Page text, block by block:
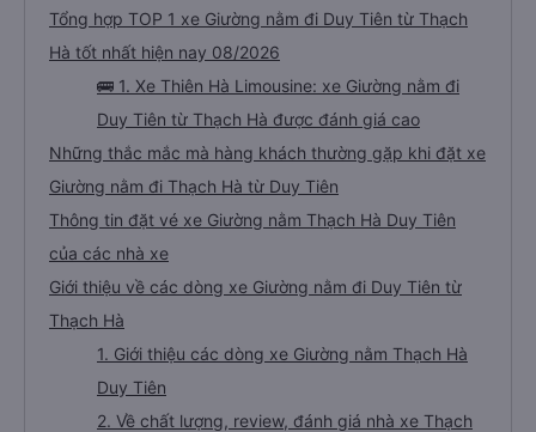
Tổng hợp TOP 1 xe Giường nằm đi Duy Tiên từ Thạch
Hà tốt nhất hiện nay 08/2026
🚌 1. Xe Thiên Hà Limousine: xe Giường nằm đi
Duy Tiên từ Thạch Hà được đánh giá cao
Những thắc mắc mà hàng khách thường gặp khi đặt xe
Giường nằm đi Thạch Hà từ Duy Tiên
Thông tin đặt vé xe Giường nằm Thạch Hà Duy Tiên
của các nhà xe
Giới thiệu về các dòng xe Giường nằm đi Duy Tiên từ
Thạch Hà
1. Giới thiệu các dòng xe Giường nằm Thạch Hà
Duy Tiên
2. Về chất lượng, review, đánh giá nhà xe Thạch